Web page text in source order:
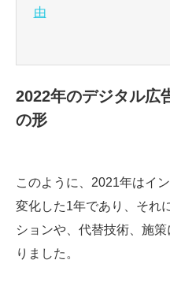
由
2022年のデジタル広
の形
このように、2021年はイ
変化した1年であり、それ
ションや、代替技術、施
りました。